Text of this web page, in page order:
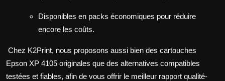
Disponibles en packs économiques pour réduire
encore les coûts.
Chez K2Print, nous proposons aussi bien des cartouches
Epson XP 4105 originales que des alternatives compatibles
testées et fiables, afin de vous offrir le meilleur rapport qualité-